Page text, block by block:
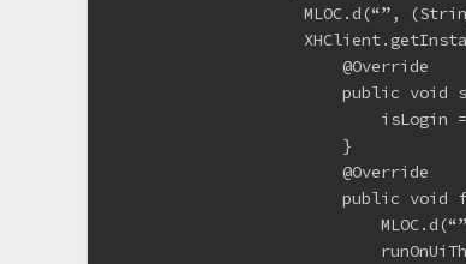
MLOC.d(“”,
                        @Override
public void
isLogin
                        }
                        @Override
public void